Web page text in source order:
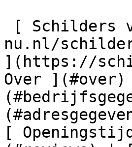
nu.nl/
](https://
Over
[